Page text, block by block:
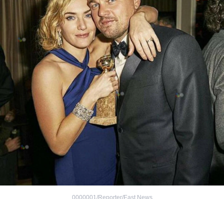
0000001/Reporter/East News